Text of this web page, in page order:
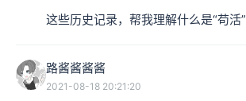
这些历史记录，帮我理解什么是“苟活”
路酱酱酱酱
2021-08-18 20:21:20